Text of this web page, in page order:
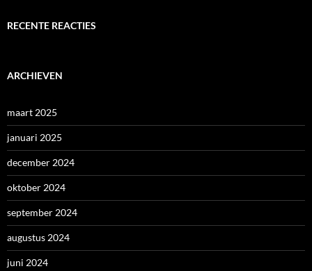
RECENTE REACTIES
ARCHIEVEN
maart 2025
januari 2025
december 2024
oktober 2024
september 2024
augustus 2024
juni 2024